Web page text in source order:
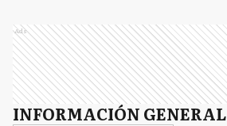
Ads
INFORMACIÓN GENERAL